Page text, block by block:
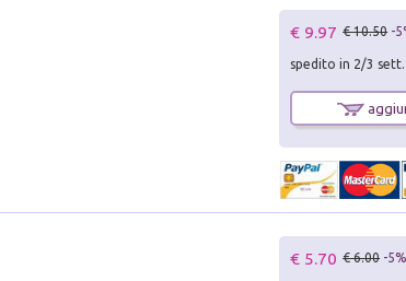
€ 9.97 € 10.50 -
spedito in 2/3 sett.
€ 5.70 € 6.00 -5%